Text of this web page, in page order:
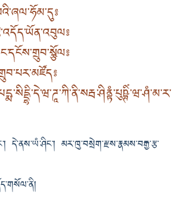
དེ་ནས་ཡཾ་ཤིང་། མར་ཁུ་བསྲེག་རྫས་རྣམས་བརྒྱ་རྩ་